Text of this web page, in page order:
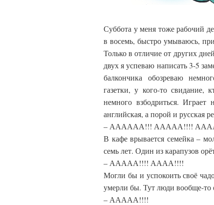
Суббота у меня тоже рабочий
в восемь, быстро умываюсь,
Только в отличие от других
двух я успеваю написать 3-5
балкончика обозреваю
газетки, у кого-то
немного взбодриться. Играет
английская, а порой и русская
– АААААА!!! ААААА!!!!
В кафе врывается семейка –
семь лет. Один из карапузов
– ААААА!!!! АААА!!!!
Могли бы и успокоить своё
умерли бы. Тут люди вообще-то
– ААААА!!!!